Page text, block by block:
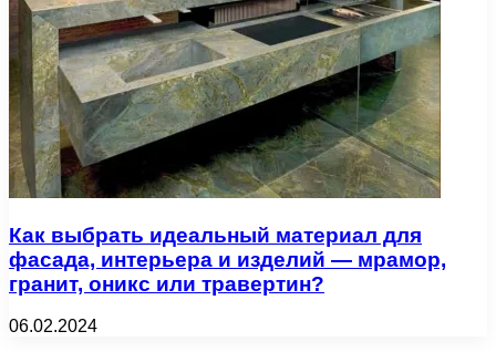
Как выбрать идеальный материал для
фасада, интерьера и изделий — мрамор,
гранит, оникс или травертин?
06.02.2024